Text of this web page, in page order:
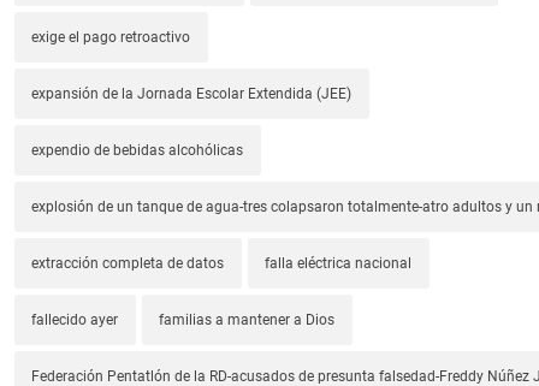
exige el pago retroactivo
expansión de la Jornada Escolar Extendida (JEE)
expendio de bebidas alcohólicas
explosión de un tanque de agua-tres colapsaron totalmente-atro adultos y un
extracción completa de datos falla eléctrica nacional
fallecido ayer familias a mantener a Dios
Federación Pentatlón de la RD-acusados de presunta falsedad-Freddy Núñez